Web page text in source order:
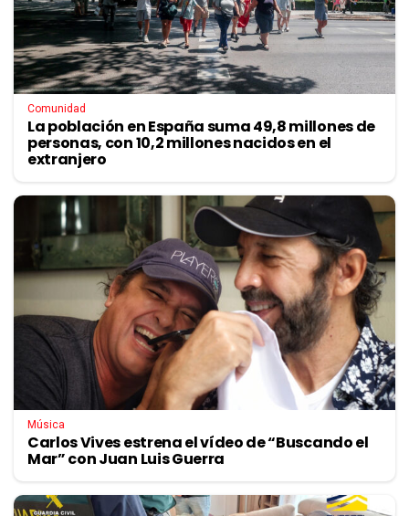
Comunidad
La población en España suma 49,8 millones de
personas, con 10,2 millones nacidos en el
extranjero
Música
Carlos Vives estrena el vídeo de “Buscando el
Mar” con Juan Luis Guerra